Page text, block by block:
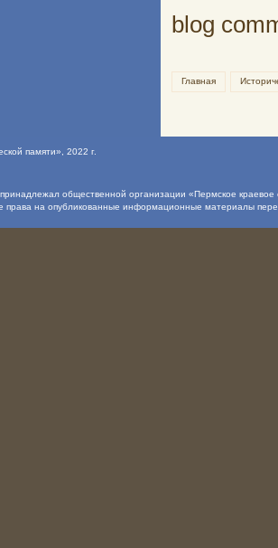
blog
Главная
памяти» , 2022 г.
общественной организации «Пермское
права на опубликованные информационные материалы